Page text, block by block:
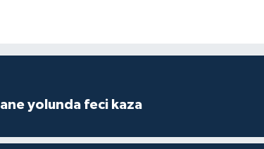
yolunda feci kaza